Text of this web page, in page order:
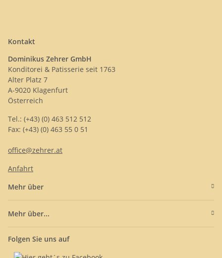
Kontakt
Dominikus Zehrer GmbH
Konditorei & Patisserie seit 1763
Alter Platz 7
A-9020 Klagenfurt
Österreich
Tel.: (+43) (0) 463 512 512
Fax: (+43) (0) 463 55 0 51
office@zehrer.at
Anfahrt
Mehr über
Mehr über...
Folgen Sie uns auf